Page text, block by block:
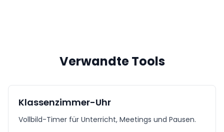
Verwandte Tools
Klassenzimmer-Uhr
Vollbild-Timer für Unterricht, Meetings und Pausen.